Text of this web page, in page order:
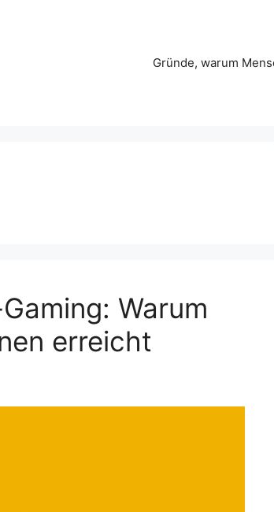
Gründe, warum
Warum
erreicht